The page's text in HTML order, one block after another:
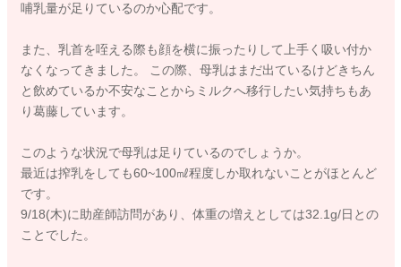
哺乳量が足りているのか心配です。
また、乳首を咥える際も顔を横に振ったりして上手く吸い付か
なくなってきました。 この際、母乳はまだ出ているけどきちん
と飲めているか不安なことからミルクへ移行したい気持ちもあ
り葛藤しています。
このような状況で母乳は足りているのでしょうか。
最近は搾乳をしても60~100㎖程度しか取れないことがほとんど
です。
9/18(木)に助産師訪問があり、体重の増えとしては32.1g/日との
ことでした。